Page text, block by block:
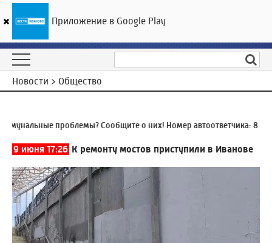
ГТРК «Ивтелерадио»
Новости > Общество
проблемы? Сообщите о них! Номер автоответчика:8
9 июня 17:26 К ремонту мостов приступили в Иванове
Приложение в Google Play